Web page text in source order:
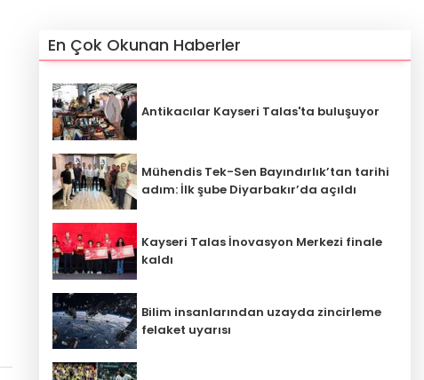
En Çok Okunan Haberler
Antikacılar Kayseri Talas'ta buluşuyor
Mühendis Tek-Sen Bayındırlık’tan tarihi
adım: İlk şube Diyarbakır’da açıldı
Kayseri Talas İnovasyon Merkezi finale
kaldı
Bilim insanlarından uzayda zincirleme
felaket uyarısı